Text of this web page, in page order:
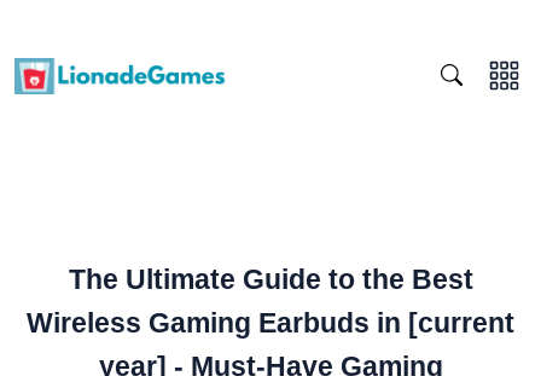
The Ultimate Guide to the Best
Wireless Gaming Earbuds in [current
year] - Must-Have Gaming